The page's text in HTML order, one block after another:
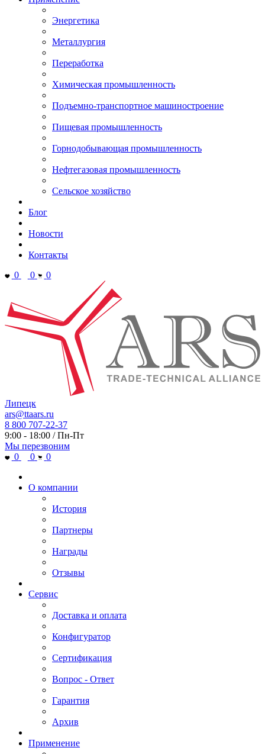
Энергетика
Металлургия
Переработка
Химическая промышленность
Подъемно-транспортное машиностроение
Пищевая промышленность
Горнодобывающая промышленность
Нефтегазовая промышленность
Сельское хозяйство
Блог
Новости
Контакты
0
0 0
Липецк
ars@ttaars.ru
8 800 707-22-37
9:00 - 18:00 / Пн-Пт
Мы перезвоним
0
0 0
О компании
История
Партнеры
Награды
Отзывы
Сервис
Доставка и оплата
Конфигуратор
Сертификация
Вопрос - Ответ
Гарантия
Архив
Применение